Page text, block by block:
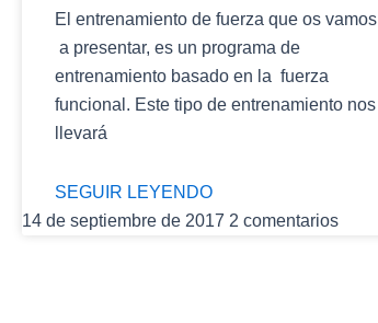
El entrenamiento de fuerza que os vamos
a presentar, es un programa de
entrenamiento basado en la fuerza
funcional. Este tipo de entrenamiento nos
llevará
SEGUIR LEYENDO
14 de septiembre de 2017 2 comentarios